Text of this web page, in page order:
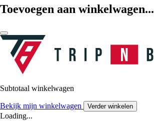
Toevoegen aan winkelwagen...
Subtotaal winkelwagen
Bekijk mijn winkelwagen Verder winkelen
Loading...